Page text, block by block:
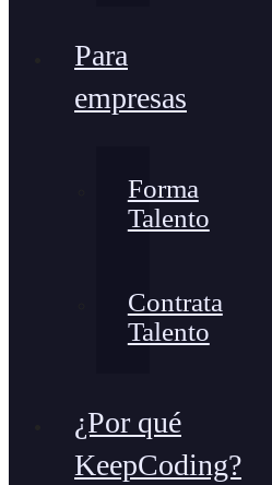
Para
empresas
Forma
Talento
Contrata
Talento
¿Por qué
KeepCoding?